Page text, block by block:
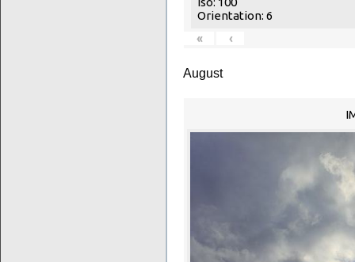
Orientation: 6
«
‹
August